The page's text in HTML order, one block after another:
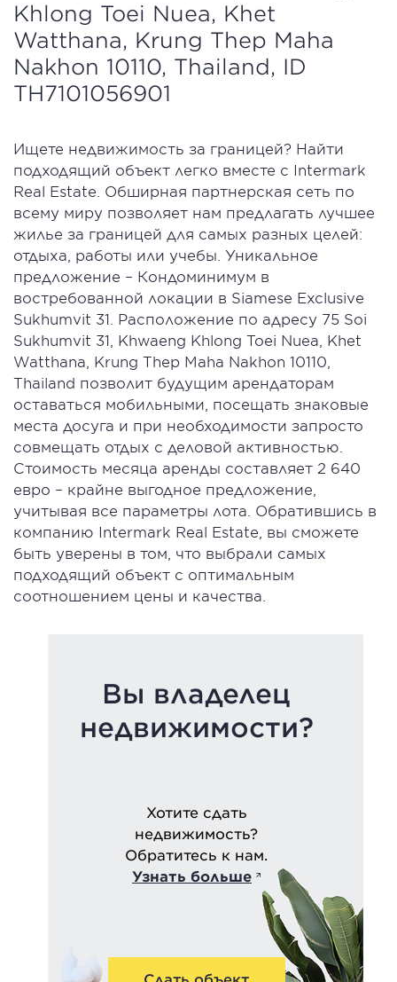
Khlong Toei Nuea, Khet
Watthana, Krung Thep Maha
Nakhon 10110, Thailand, ID
TH7101056901
Ищете недвижимость за границей? Найти
подходящий объект легко вместе с Intermark
Real Estate. Обширная партнерская сеть по
всему миру позволяет нам предлагать лучшее
жилье за границей для самых разных целей:
отдыха, работы или учебы. Уникальное
предложение – Кондоминимум в
востребованной локации в Siamese Exclusive
Sukhumvit 31. Расположение по адресу 75 Soi
Sukhumvit 31, Khwaeng Khlong Toei Nuea, Khet
Watthana, Krung Thep Maha Nakhon 10110,
Thailand позволит будущим арендаторам
оставаться мобильными, посещать знаковые
места досуга и при необходимости запросто
совмещать отдых с деловой активностью.
Стоимость месяца аренды составляет 2 640
евро – крайне выгодное предложение,
учитывая все параметры лота. Обратившись в
компанию Intermark Real Estate, вы сможете
быть уверены в том, что выбрали самых
подходящий объект с оптимальным
соотношением цены и качества.
Вы владелец
недвижимости?
Хотите сдать
недвижимость?
Обратитесь к нам.
Узнать больше
Сдать объект